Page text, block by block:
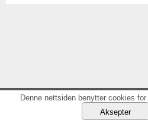
Denne nettsiden benytter cookies